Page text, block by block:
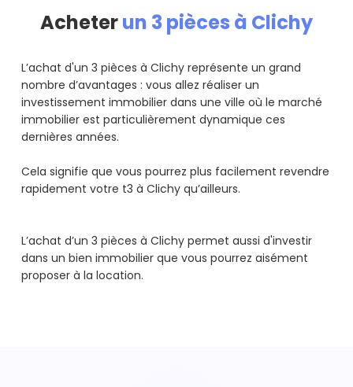
Acheterun 3 pièces à Clichy
L’achat d'un 3 pièces à Clichy représente un grand
nombre d’avantages : vous allez réaliser un
investissement immobilier dans une ville où le marché
immobilier est particulièrement dynamique ces
dernières années.
Cela signifie que vous pourrez plus facilement revendre
rapidement votre t3 à Clichy qu’ailleurs.
L’achat d’un 3 pièces à Clichy permet aussi d'investir
dans un bien immobilier que vous pourrez aisément
proposer à la location.